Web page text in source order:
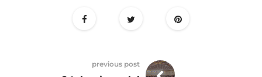
previous post